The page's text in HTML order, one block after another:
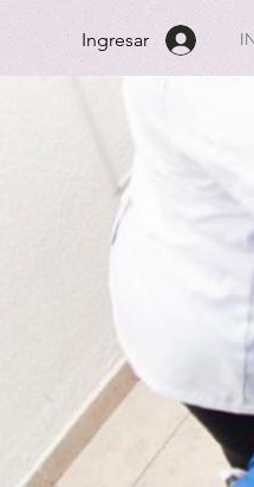
Ingresar